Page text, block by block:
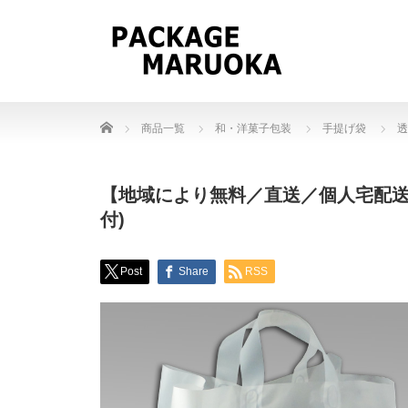
Home 商品一覧 和・洋菓子包装 手提げ袋
【地域により無料／直送／個人宅
付)
Post Share RSS